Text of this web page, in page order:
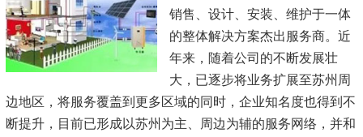
销售、设计、安装、维护于一体
的整体解决方案杰出服务商。近
年来，随着公司的不断发展壮
大，已逐步将业务扩展至苏州周
边地区，将服务覆盖到更多区域的同时，企业知名度也得到不
断提升，目前已形成以苏州为主、周边为辅的服务网络，并和